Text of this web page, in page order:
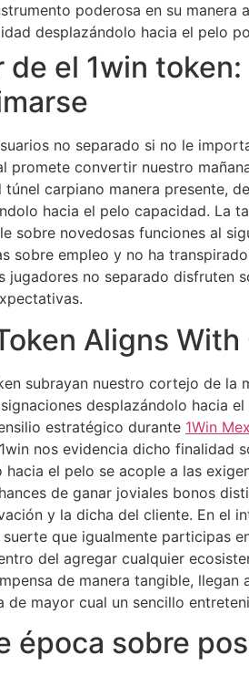
poderosa en su
desplazándolo hacia el pelo
el 1win
no separado si no le
convertir nuestro
carpiano manera presente,
hacia el pelo capacidad. La
sobre novedosas funciones al
sobre empleo y no ha
no separado disfruten
Aligns
subrayan nuestro cortejo de
desplazándolo hacia
estratégico durante 1Win
nos evidencia dicho finalidad
el pelo se acople a las
de ganar joviales bonos
y la dicha del cliente. En el
que igualmente participas
del agregar cualquier
de manera tangible,
mayor cual un sencillo
época sobre